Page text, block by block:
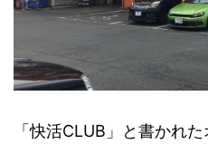
「快活CLUB」と書かれ